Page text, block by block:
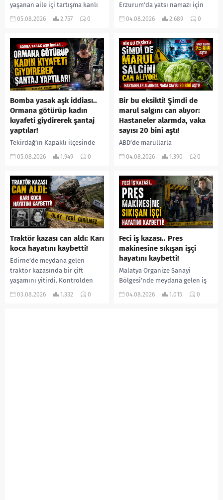
yaşanan aile içi tartışma kanlı
bitti. İddiaya göre, uzun süredir
05.08.2026 2.757 0
Erzurum’da yatsı namazı için
camiye gelen bir vatandaş,
yerine sevk edilen...
04.08.2026 2.689 0
Bomba yasak aşk iddiası..
Ormana götürüp kadın
kıyafeti giydirerek şantaj
yaptılar!
Tekirdağ’ın Kapaklı ilçesinde
bir kişiyi, arkadaşının eşiyle
kadın kıyafetleri giydirdiği,
özür videosu çektirip...
05.08.2026 1.949 0
Bir bu eksikti! Şimdi de
marul salgını can alıyor:
Hastaneler alarmda, vaka
sayısı 20 bini aştı!
ABD’de marullarla
ilişkilendirilen siklospora
salgında vaka sayısının 20 bini
aştığı belirtilirken, sağlık...
04.08.2026 1.390 0
Traktör kazası can aldı: Karı
koca hayatını kaybetti!
Edirne’de meydana gelen
traktör kazasında bir çift
yaşamını yitirdi. Kontrolden
çıkarak devrilen traktörün
03.08.2026 1.332 0
Feci iş kazası.. Pres
makinesine sıkışan işçi
hayatını kaybetti!
Malatya Organize Sanayi
Bölgesi’nde meydana gelen iş
kazasında, pres makinesine
04.08.2026 1.015 0